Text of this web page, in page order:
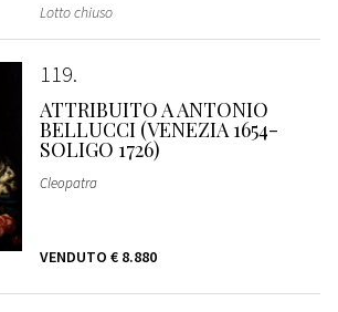
Lotto chiuso
119
ATTRIBUITO A ANTONIO
BELLUCCI (VENEZIA 1654-
SOLIGO 1726)
Cleopatra
VENDUTO € 8.880